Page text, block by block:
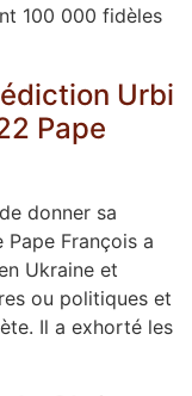
100 000 fidèles
Urbi
Pape
donner sa
François a
Ukraine et
ou politiques et
Il a exhorté les